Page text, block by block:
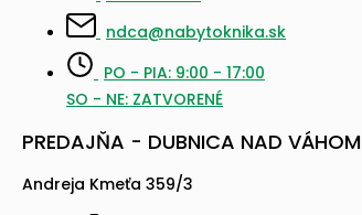
ndca@nabytoknika.sk
PO - PIA: 9:00 - 17:00
SO - NE: ZATVORENÉ
PREDAJŇA - DUBNICA NAD VÁHOM
Andreja Kmeťa 359/3